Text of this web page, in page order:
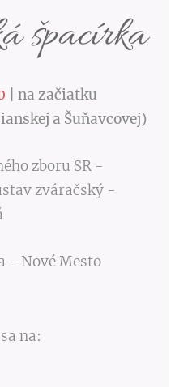
špacírka
| na začiatku
a Šuňavcovej)
zboru SR -
zváračský -
- Nové Mesto
na: